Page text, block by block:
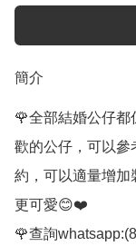
簡介
🌹全部結婚公仔
歡的公仔，可以參
約，可以適量增加
更可愛😊❤️
🌹查詢